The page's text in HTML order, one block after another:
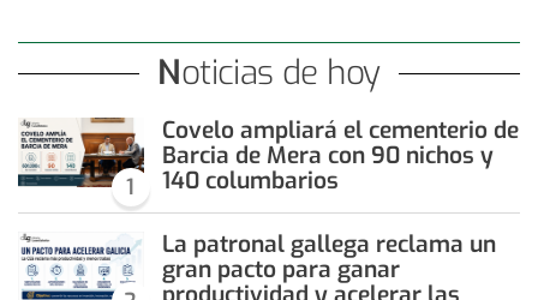
Noticias de hoy
1
Covelo ampliará el cementerio de
Barcia de Mera con 90 nichos y
140 columbarios
La patronal gallega reclama un
gran pacto para ganar